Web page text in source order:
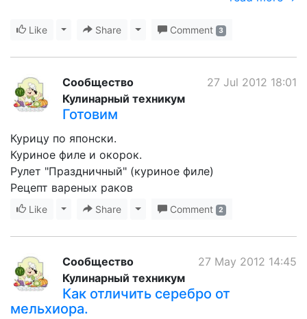
Like Toggle Dropdown
Share Toggle Dropdown
Comment 3
27 Jul 2012 18:01
Сообщество
Кулинарный техникум
Готовим
Курицу по японски.
Куриное филе и окорок.
Рулет "Праздничный" (куриное филе)
Рецепт вареных раков
Like Toggle Dropdown
Share Toggle Dropdown
Comment 2
27 May 2012 14:45
Сообщество
Кулинарный техникум
Как отличить серебро от
мельхиора.